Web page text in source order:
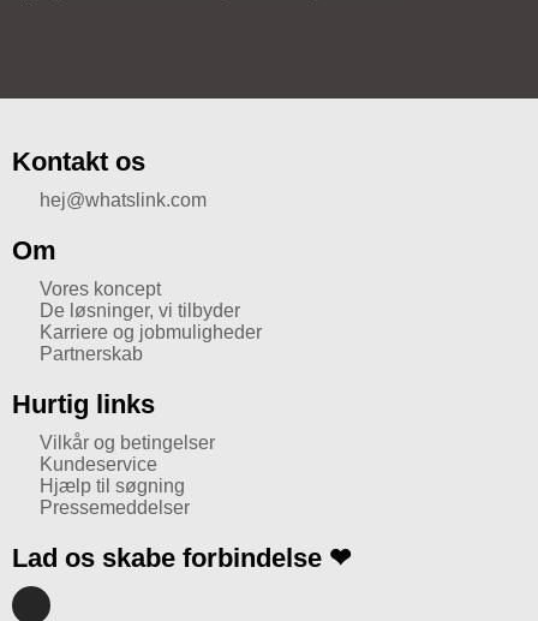
Kontakt os
hej@whatslink.com
Om
Vores koncept
De løsninger, vi tilbyder
Karriere og jobmuligheder
Partnerskab
Hurtig links
Vilkår og betingelser
Kundeservice
Hjælp til søgning
Pressemeddelser
Lad os skabe forbindelse ❤
I